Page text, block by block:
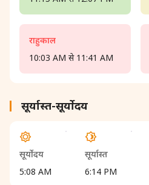
राहुकाल
10:03 AM से 11:41 AM
सूर्यास्त-सूर्योदय
सूर्योदय
5:08 AM
सूर्यास्त
6:14 PM